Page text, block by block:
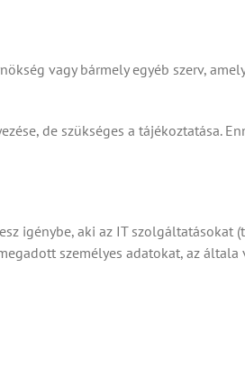
vagy bármely egyéb szerv,
de szükséges a tájékoztatása.
igénybe, aki az IT szolgáltatásokat
személyes adatokat, az